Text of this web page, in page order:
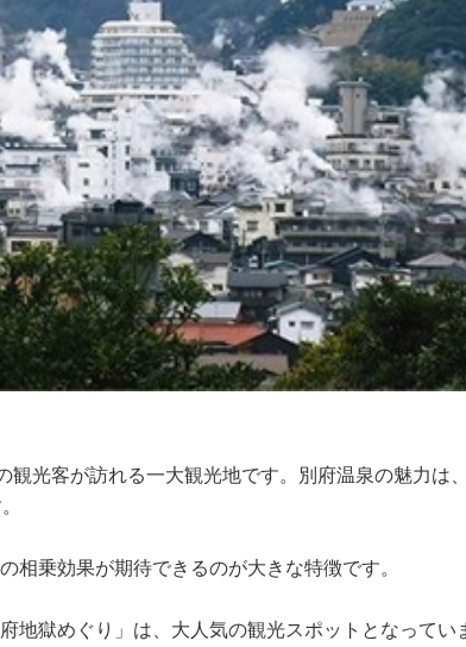
観光客が訪れる一大観光地です。別府温泉の魅力は
相乗効果が期待できるのが大きな特徴です。
地獄めぐり」は、大人気の観光スポットとなってい